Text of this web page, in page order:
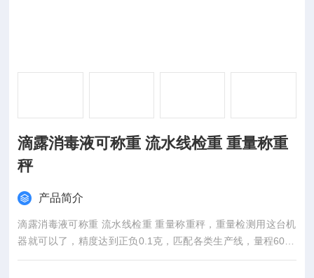
滴露消毒液可称重 流水线检重 重量称重
秤
产品简介
滴露消毒液可称重 流水线检重 重量称重秤，重量检测用这台机
器就可以了，精度达到正负0.1克，匹配各类生产线，量程600g
适用范围广，速度200包兼容市面95%包装速度。